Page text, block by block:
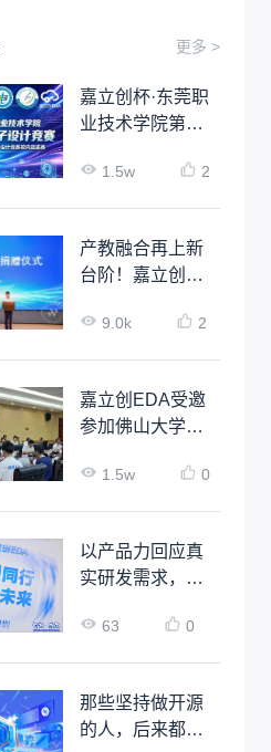
更多 >
嘉立创杯·东莞职
业技术学院第十
赛 1.5w 2
产教融合再上新
台阶！嘉立创
学院达成深度校
9.0k 2
嘉立创EDA受邀
参加佛山大学工
项目启动会
1.5w 0
以产品力回应真
实研发需求，嘉
解决方案正式发
63 0
那些坚持做开源
的人，后来都怎